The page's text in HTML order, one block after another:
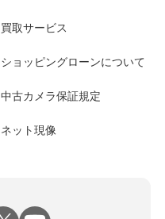
買取サービス
ショッピングローンについて
中古カメラ保証規定
ネット現像